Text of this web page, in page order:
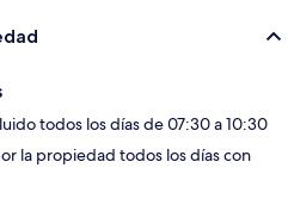
todos los días de 07:30 a 10:30
la propiedad todos los días con